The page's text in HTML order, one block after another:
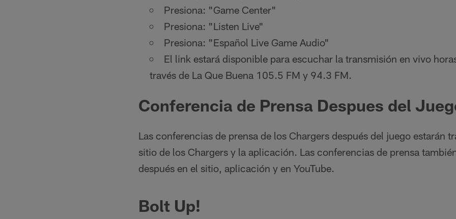
Presiona: "Game Center"
Presiona: "Listen Live"
Presiona: "Español Live Game Audio"
El link estará disponible para escuchar la transmisión en vivo
través de La Que Buena 105.5 FM y 94.3 FM.
Conferencia de Prensa Despues del
Las conferencias de prensa de los Chargers después del juego estarán
sitio de los Chargers y la aplicación. Las conferencias de prensa
después en el sitio, aplicación y en YouTube.
Bolt Up!